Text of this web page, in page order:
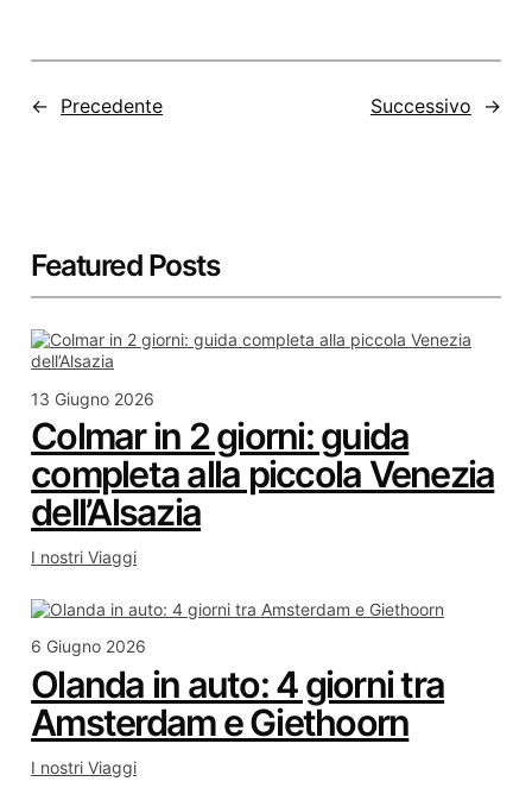
← Precedente Successivo →
Featured Posts
13 Giugno 2026
Colmar in 2 giorni: guida
completa alla piccola Venezia
dell’Alsazia
I nostri Viaggi
6 Giugno 2026
Olanda in auto: 4 giorni tra
Amsterdam e Giethoorn
I nostri Viaggi